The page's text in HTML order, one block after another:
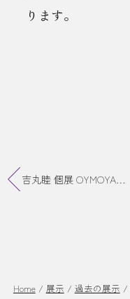
ります。
吉丸睦 個展 OYMOYA presents「CAT FOOD COURT」
Home / 展示 / 過去の展示 /